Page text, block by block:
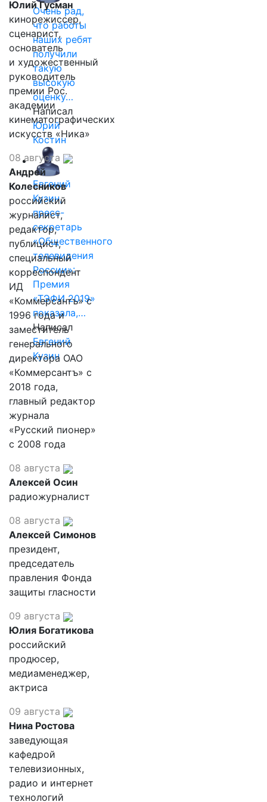
Очень рад,
что работы
наших ребят
получили
такую
высокую
оценку…
Написал
Юрий
Костин
Евгений
Кузин,
пресс-
секретарь
«Общественного
телевидения
России»:
Премия
«ТЭФИ 2019»
показала,…
Написал
Евгений
Кузин
Юлий Гусман
кинорежиссер,
сценарист,
основатель
и художественный
руководитель
премии Рос.
академии
кинематографических
искусств «Ника»
08 августа
Андрей
Колесников
российский
журналист,
редактор,
публицист,
специальный
корреспондент
ИД
«Коммерсантъ» с
1996 года и
заместитель
генерального
директора ОАО
«Коммерсантъ» с
2018 года,
главный редактор
журнала
«Русский пионер»
с 2008 года
08 августа
Алексей Осин
радиожурналист
08 августа
Алексей Симонов
президент,
председатель
правления Фонда
защиты гласности
09 августа
Юлия Богатикова
российский
продюсер,
медиаменеджер,
актриса
09 августа
Нина Ростова
заведующая
кафедрой
телевизионных,
радио и интернет
технологий